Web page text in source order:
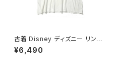
古着 Disney ディズニー リンガ
ーネック ミッキーマウス プリン
ト コットン100％ 半袖 Ｔシャツ
¥6,490